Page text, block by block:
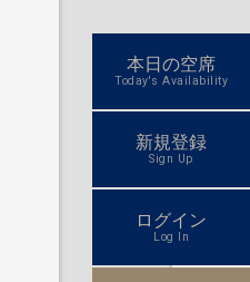
本日の空席
Today's Availability
新規登録
Sign Up
ログイン
Log In